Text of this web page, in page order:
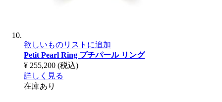
欲しいものリストに追加
Petit Pearl Ring プチパール リング
¥ 255,200 (税込)
詳しく見る
在庫あり